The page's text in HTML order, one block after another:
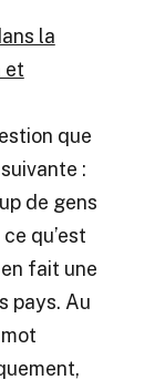
la
et
que
:
de gens
qu’est
fait une
pays. Au